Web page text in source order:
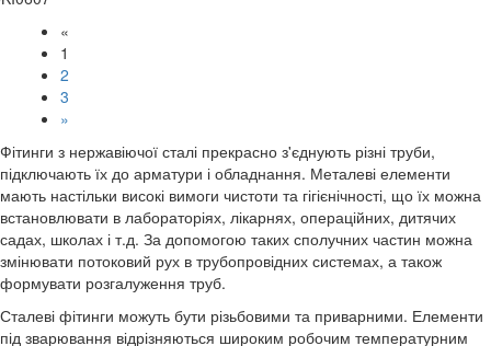
«
1
2
3
»
Фітинги з нержавіючої сталі прекрасно з'єднують різні труби,
підключають їх до арматури і обладнання. Металеві елементи
мають настільки високі вимоги чистоти та гігієнічності, що їх можна
встановлювати в лабораторіях, лікарнях, операційних, дитячих
садах, школах і т.д. За допомогою таких сполучних частин можна
змінювати потоковий рух в трубопровідних системах, а також
формувати розгалуження труб.
Сталеві фітинги можуть бути різьбовими та приварними. Елементи
під зварювання відрізняються широким робочим температурним